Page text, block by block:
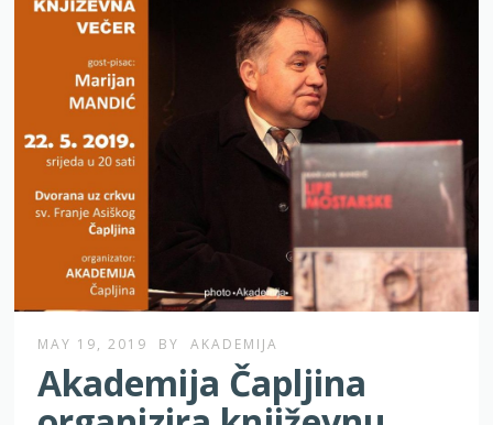
MAY 19, 2019 BY AKADEMIJA
Akademija Čapljina